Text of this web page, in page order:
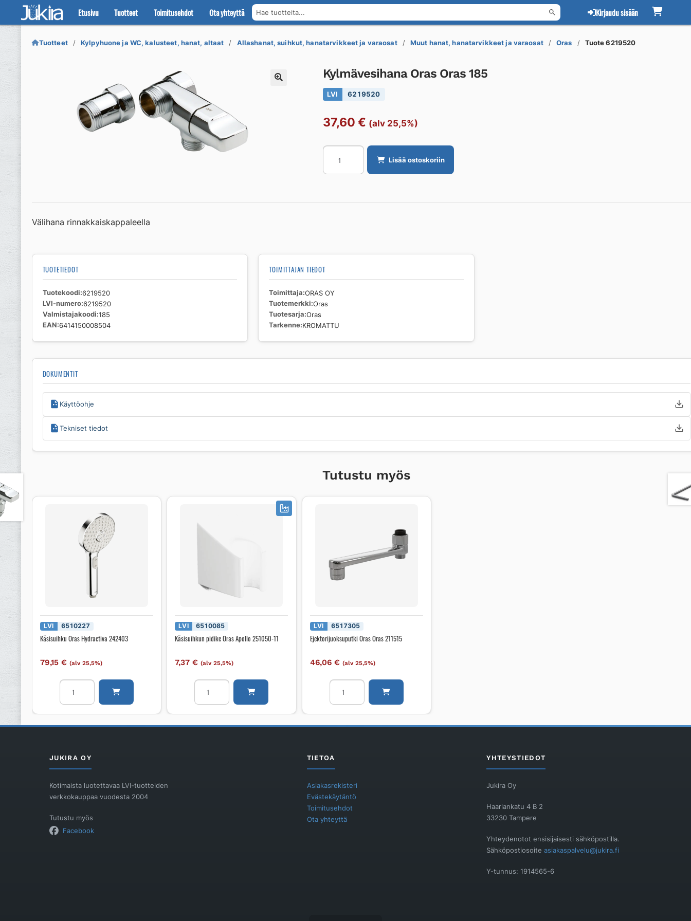
Etusivu Tuotteet Toimitusehdot Ota yhteyttä Hae tuotteita... Kirjaudu sisään
Siirry
navigointiin
Siirry
sisältöön
Tuotteet Kylpyhuone ja WC, kalusteet, hanat, altaat Allashanat, suihkut, hanatarvikkeet ja varaosat Muut hanat, hanatarvikkeet ja varaosat Oras Tuote 6219520
Kylmävesihana Oras Oras 185
LVI 6219520
37,60 € (alv 25,5%)
Kylmävesihana
Oras
Oras
määrä
Lisää ostoskoriin
Välihana rinnakkaiskappaleella
TUOTETIEDOT
Tuotekoodi 6219520
LVI-numero 6219520
Valmistajakoodi 185
EAN 6414150008504
TOIMITTAJAN TIEDOT
Toimittaja ORAS OY
Tuotemerkki Oras
Tuotesarja Oras
Tarkenne KROMATTU
DOKUMENTIT
Käyttöohje
Tekniset tiedot
Tutustu myös
LVI 6510227
Käsisuihku Oras Hydractiva 242403
79,15€ (alv 25,5%)
Käsisuihku
Oras
Hydractiva
määrä
LVI 6510085
Käsisuihkun pidike Oras Apollo 251050-11
7,37€ (alv 25,5%)
Käsisuihkun
pidike
Oras
251050-
LVI 6517305
Ejektorijuoksuputki Oras Oras 211515
46,06 € (alv 25,5%)
Ejektorijuoksuputki
Oras
Oras
määrä
JUKIRA OY
Kotimaista luotettavaa LVI-tuotteiden
verkkokauppaa vuodesta 2004
Tutustu myös
Facebook
TIETOA
Asiakasrekisteri
Evästekäytäntö
Toimitusehdot
Ota yhteyttä
YHTEYSTIEDOT
Jukira Oy
Haarlankatu 4 B 2
33230 Tampere
Yhteydenotot ensisijaisesti sähköpostilla.
Sähköpostiosoiteasiakaspalvelu@jukira.fi
Y-tunnus: 1914565-6